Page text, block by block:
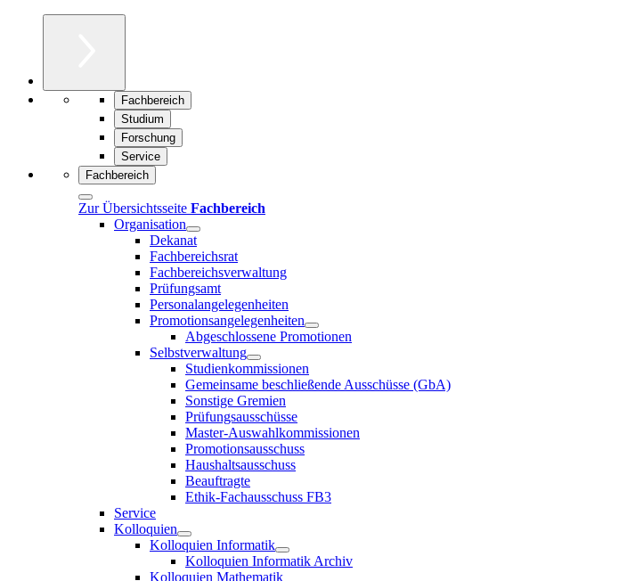
Fachbereich
Studium
Forschung
Service
Fachbereich
Zur Übersichtsseite Fachbereich
Organisation
Dekanat
Fachbereichsrat
Fachbereichsverwaltung
Prüfungsamt
Personalangelegenheiten
Promotionsangelegenheiten
Abgeschlossene Promotionen
Selbstverwaltung
Studienkommissionen
Gemeinsame beschließende Ausschüsse (GbA)
Sonstige Gremien
Prüfungsausschüsse
Master-Auswahlkommissionen
Promotionsausschuss
Haushaltsausschuss
Beauftragte
Ethik-Fachausschuss FB3
Service
Kolloquien
Kolloquien Informatik
Kolloquien Informatik Archiv
Kolloquien Mathematik